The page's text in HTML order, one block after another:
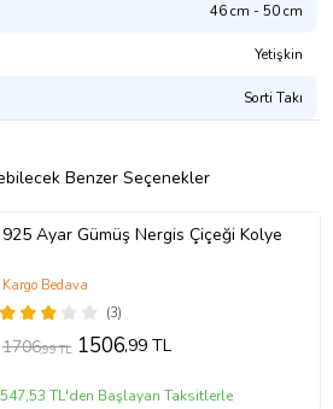
46 cm - 50 cm
Yetişkin
Sorti Takı
Benzer Seçenekler
925 Ayar Gümüş Nergis Çiçeği Kolye
(3)
Kargo Bedava
1706,99 TL 1506,99 TL
547,53 TL'den Başlayan Taksitlerle